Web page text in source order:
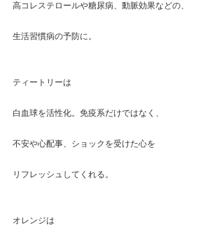
高コレステロールや糖尿病、動脈効果などの、
生活習慣病の予防に。
ティートリーは
白血球を活性化。免疫系だけではなく、
不安や心配事、ショックを受けた心を
リフレッシュしてくれる。
オレンジは